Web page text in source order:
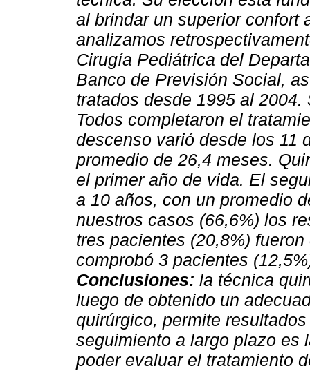
al brindar un superior confort
analizamos
Cirugía Pediátrica del
Banco de Previsión Social,
tratados desde 1995 al
Todos completaron el
descenso varió desde los 11
promedio de 26,4 meses.
el primer año de vida. El
a 10 años, con un promedio
nuestros casos (66,6%) los
tres pacientes (20,8%)
comprobó 3 pacientes
Conclusiones: la técnica
luego de obtenido un
quirúrgico, permite
seguimiento a largo plazo es
poder evaluar el tratamiento